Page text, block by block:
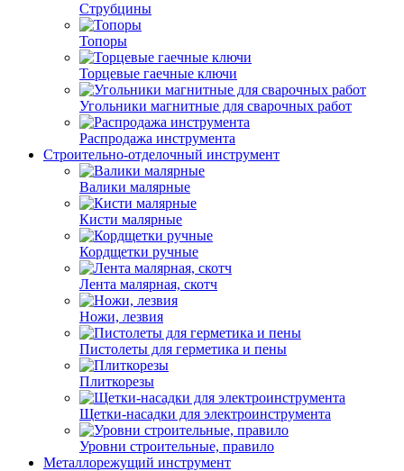
Струбцины
Топоры
Торцевые гаечные ключи
Угольники магнитные для сварочных работ
Распродажа инструмента
Строительно-отделочный инструмент
Валики малярные
Кисти малярные
Кордщетки ручные
Лента малярная, скотч
Ножи, лезвия
Пистолеты для герметика и пены
Плиткорезы
Щетки-насадки для электроинструмента
Уровни строительные, правило
Металлорежущий инструмент